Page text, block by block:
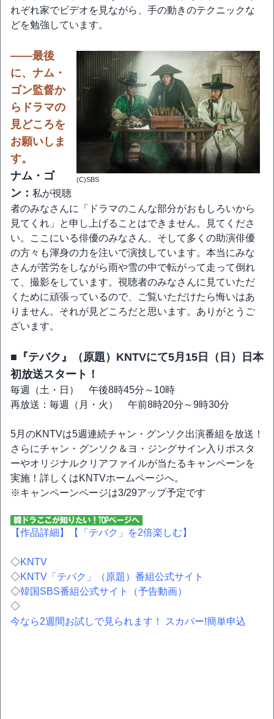
れぞれ家でビデオを見ながら、手の動きのテクニックな
どを勉強しています。
(C)SBS
――最後
に、ナム・
ゴン監督か
らドラマの
見どころを
お願いしま
す。
ナム・ゴ
ン： 私が視聴
者のみなさんに「ドラマのこんな部分がおもしろいから
見てくれ」と申し上げることはできません。見てくださ
い。ここにいる俳優のみなさん、そして多くの助演俳優
の方々も渾身の力を注いで演技しています。本当にみな
さんが苦労をしながら雨や雪の中で転がって走って倒れ
て、撮影をしています。視聴者のみなさんに見ていただ
くために頑張っているので、ご覧いただけたら悔いはあ
りません。それが見どころだと思います。ありがとうご
ざいます。
■『テバク』（原題）KNTVにて5月15日（日）日本
初放送スタート！
毎週（土・日） 午後8時45分～10時
再放送：毎週（月・火） 午前8時20分～9時30分
5月のKNTVは5週連続チャン・グンソク出演番組を放送！
さらにチャン・グンソク＆ヨ・ジングサイン入りポスタ
ーやオリジナルクリアファイルが当たるキャンペーンを
実施！詳しくはKNTVホームページへ。
※キャンペーンページは3/29アップ予定です
【作品詳細】 【「テバク」を2倍楽しむ】
◇KNTV
◇KNTV「テバク」（原題）番組公式サイト
◇韓国SBS番組公式サイト（予告動画）
◇
今なら2週間お試しで見られます！ スカパー!簡単申込